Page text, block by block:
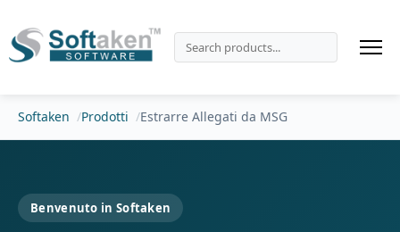
Softaken Prodotti Estrarre Allegati da MSG
Benvenuto in Softaken